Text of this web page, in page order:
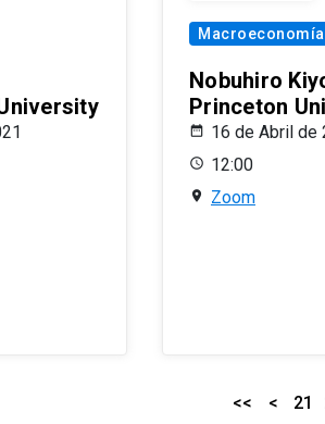
Macroeconomía
Nobuhiro
Princeton
16 de Abril de
12:00
Zoom
<< < 21